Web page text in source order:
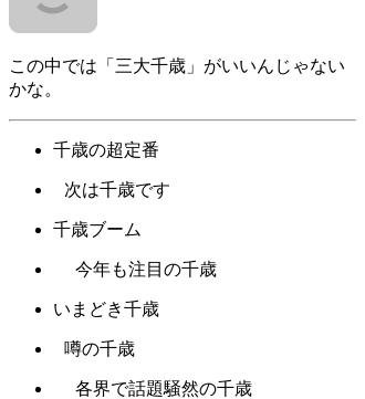
この中では「三大千歳」がいいんじゃない
かな。
千歳の超定番
次は千歳です
千歳ブーム
今年も注目の千歳
いまどき千歳
噂の千歳
各界で話題騒然の千歳